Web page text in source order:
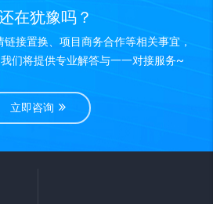
在犹豫吗？
接置换、项目商务合作等相关事宜，
们将提供专业解答与一一对接服务~
立即咨询